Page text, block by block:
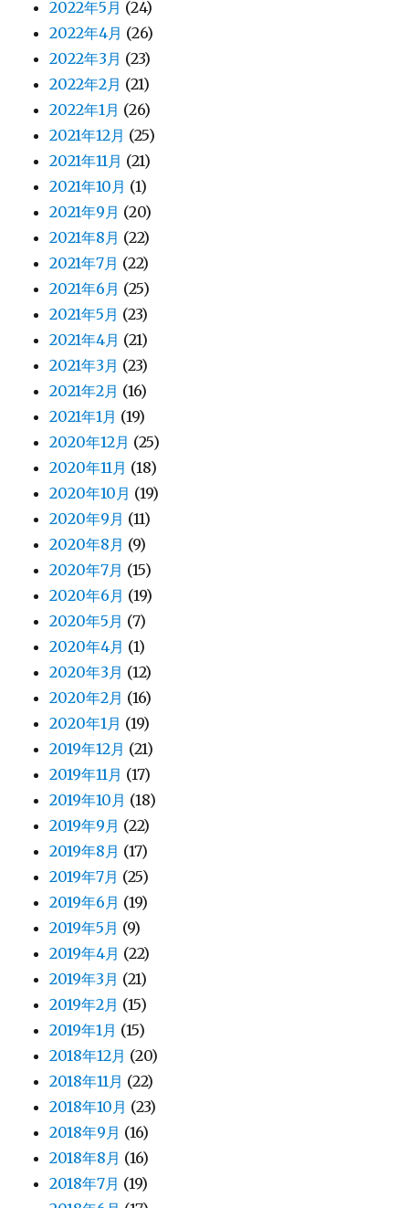
2022年5月 (24)
2022年4月 (26)
2022年3月 (23)
2022年2月 (21)
2022年1月 (26)
2021年12月 (25)
2021年11月 (21)
2021年10月 (1)
2021年9月 (20)
2021年8月 (22)
2021年7月 (22)
2021年6月 (25)
2021年5月 (23)
2021年4月 (21)
2021年3月 (23)
2021年2月 (16)
2021年1月 (19)
2020年12月 (25)
2020年11月 (18)
2020年10月 (19)
2020年9月 (11)
2020年8月 (9)
2020年7月 (15)
2020年6月 (19)
2020年5月 (7)
2020年4月 (1)
2020年3月 (12)
2020年2月 (16)
2020年1月 (19)
2019年12月 (21)
2019年11月 (17)
2019年10月 (18)
2019年9月 (22)
2019年8月 (17)
2019年7月 (25)
2019年6月 (19)
2019年5月 (9)
2019年4月 (22)
2019年3月 (21)
2019年2月 (15)
2019年1月 (15)
2018年12月 (20)
2018年11月 (22)
2018年10月 (23)
2018年9月 (16)
2018年8月 (16)
2018年7月 (19)